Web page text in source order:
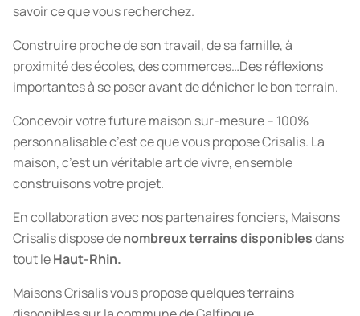
savoir ce que vous recherchez.
Construire proche de son travail, de sa famille, à
proximité des écoles, des commerces…Des réflexions
importantes à se poser avant de dénicher le bon terrain.
Concevoir votre future maison sur-mesure – 100%
personnalisable c’est ce que vous propose Crisalis. La
maison, c’est un véritable art de vivre, ensemble
construisons votre projet.
En collaboration avec nos partenaires fonciers, Maisons
Crisalis dispose denombreux terrains disponiblesdans
tout leHaut-Rhin.
Maisons Crisalis vous propose quelques terrains